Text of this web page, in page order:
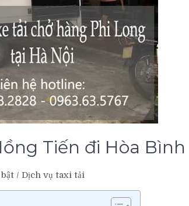
Tiến đi Hòa Bình
/ Dịch vụ taxi tải